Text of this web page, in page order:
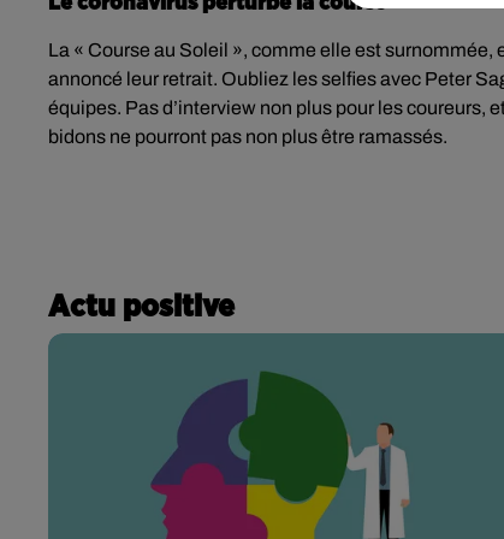
La « Course au Soleil », comme elle est
annoncé leur retrait. Oubliez les selfies avec Peter
équipes. Pas d’interview non plus pour les coureurs,
bidons ne pourront pas non plus être ramassés.
Actu positive